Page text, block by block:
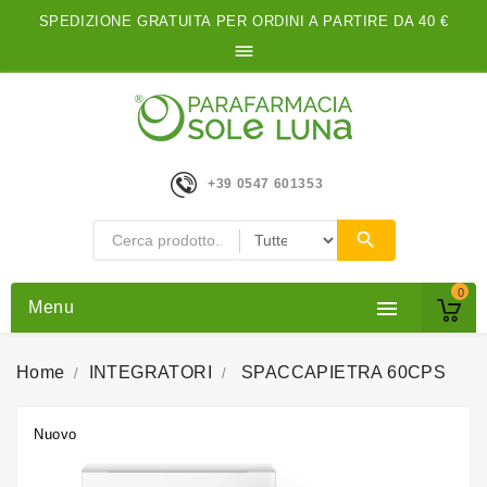
SPEDIZIONE GRATUITA PER ORDINI A PARTIRE DA 40 €

0
+39 0547 601353

Menu
Home INTEGRATORI SPACCAPIETRA 60CPS
Nuovo